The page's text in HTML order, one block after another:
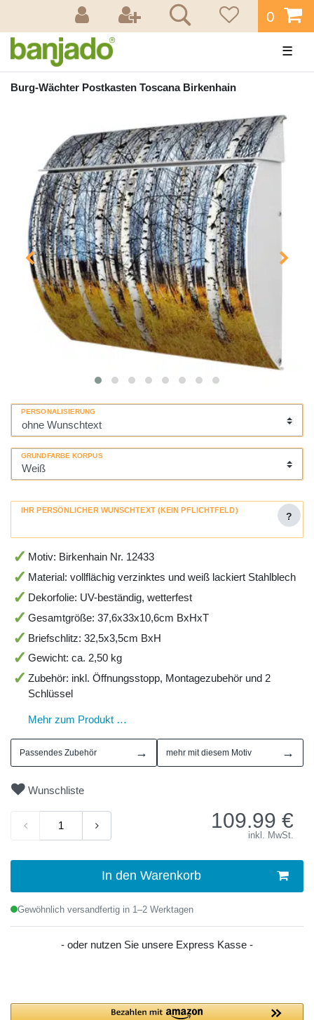
0
☰
Burg-Wächter Postkasten Toscana Birkenhain
PERSONALISIERUNG
GRUNDFARBE KORPUS
IHR PERSÖNLICHER WUNSCHTEXT (KEIN PFLICHTFELD)
?
Motiv: Birkenhain Nr. 12433
Material: vollflächig verzinktes und weiß lackiert Stahlblech
Dekorfolie: UV-beständig, wetterfest
Gesamtgröße: 37,6x33x10,6cm BxHxT
Briefschlitz: 32,5x3,5cm BxH
Gewicht: ca. 2,50 kg
Zubehör: inkl. Öffnungsstopp, Montagezubehör und 2
Schlüssel
Mehr zum Produkt …
Passendes Zubehör → mehr mit diesem Motiv →
Wunschliste
109.99 €
inkl. MwSt.
In den Warenkorb
Gewöhnlich versandfertig in 1–2 Werktagen
- oder nutzen Sie unsere Express Kasse -